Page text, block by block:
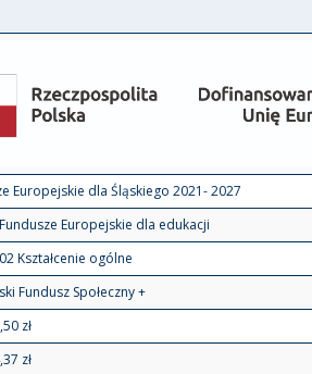
Europejskie dla Śląskiego 2021- 2027
Fundusze Europejskie dla edukacji
Kształcenie ogólne
Fundusz Społeczny +
zł
zł